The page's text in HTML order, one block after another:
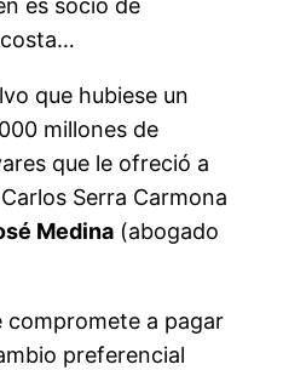
es socio de
que hubiese un
millones de
que le ofreció a
Serra Carmona
Medina (abogado
compromete a pagar
preferencial